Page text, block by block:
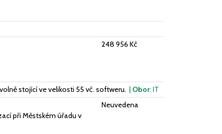
248 956 Kč
stojící ve velikosti 55 vč. softweru. | Obor: IT
při Městském úřadu v
Neuvedena